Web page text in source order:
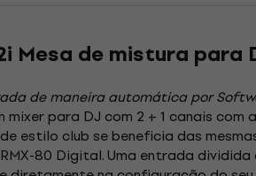
Mesa de mistura para
de maneira automática por
mixer para DJ com 2 + 1 canais
estilo club se beneficia das
80 Digital. Uma entrada